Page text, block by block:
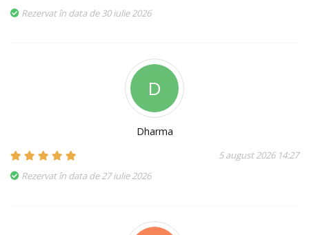
Rezervat în data de 30 iulie 2026
D
Dharma
5 august 2026 14:27
Rezervat în data de 27 iulie 2026